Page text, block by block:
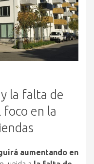
la falta de
foco en la
aumentando en